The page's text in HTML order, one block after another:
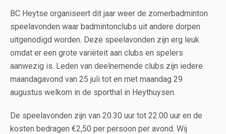
BC Heytse organiseert dit jaar weer de zomerbadminton
speelavonden waar badmintonclubs uit andere dorpen
uitgenodigd worden. Deze speelavonden zijn erg leuk
omdat er een grote variëteit aan clubs en spelers
aanwezig is. Leden van deelnemende clubs zijn iedere
maandagavond van 25 juli tot en met maandag 29
augustus welkom in de sporthal in Heythuysen.
De speelavonden zijn van 20.30 uur tot 22.00 uur en de
kosten bedragen €2,50 per persoon per avond. Wij